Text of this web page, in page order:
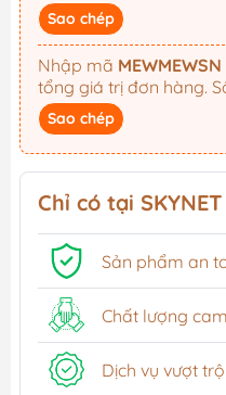
Sao chép
Nhập mã MEWMEWSN
tổng giá trị đơn hàng.
Sao chép
Chỉ có tại
Sản phẩm an
Chất lượng
Dịch vụ vượt